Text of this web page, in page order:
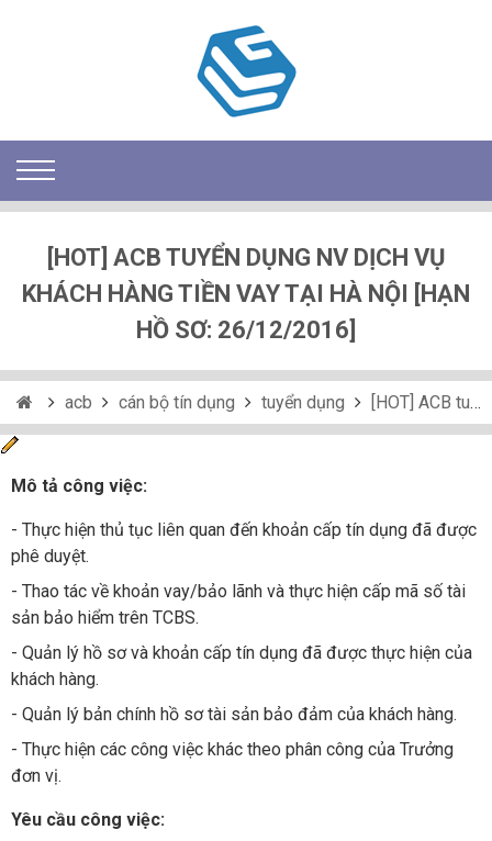
[HOT] ACB TUYỂN DỤNG NV DỊCH VỤ
KHÁCH HÀNG TIỀN VAY TẠI HÀ NỘI [HẠN
HỒ SƠ: 26/12/2016]
acb cán bộ tín dụng tuyển dụng [HOT] ACB tuyển dụng NV Dịch vụ Khách hàng tiền vay tại Hà Nội [Hạn hồ sơ: 26/12/2016]
Mô tả công việc:
- Thực hiện thủ tục liên quan đến khoản cấp tín dụng đã được
phê duyệt.
- Thao tác về khoản vay/bảo lãnh và thực hiện cấp mã số tài
sản bảo hiểm trên TCBS.
- Quản lý hồ sơ và khoản cấp tín dụng đã được thực hiện của
khách hàng.
- Quản lý bản chính hồ sơ tài sản bảo đảm của khách hàng.
- Thực hiện các công việc khác theo phân công của Trưởng
đơn vị.
Yêu cầu công việc: